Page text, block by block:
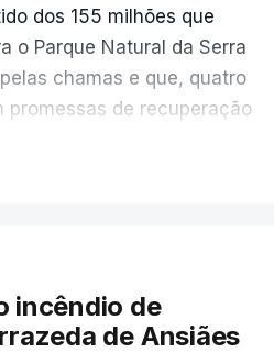
dos 155 milhões que
o Parque Natural da Serra
chamas e que, quatro
promessas de recuperação
ESTÁ NESTE
incêndio de
de Ansiães